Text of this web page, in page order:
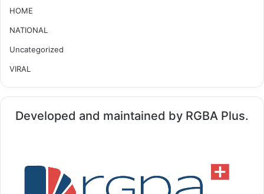
HOME
NATIONAL
Uncategorized
VIRAL
Developed and maintained by RGBA Plus.